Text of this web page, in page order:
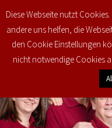
Diese Webseite nutzt
andere uns helfen, die
den Cookie Einstellungen
nicht notwendige Cookies